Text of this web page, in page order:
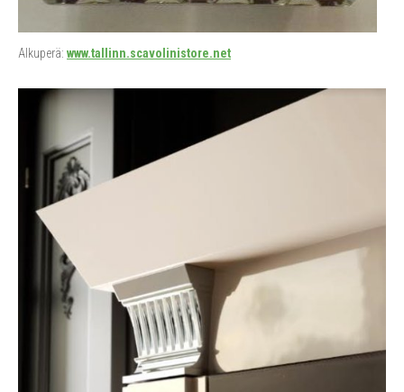
Alkuperä: www.tallinn.scavolinistore.net